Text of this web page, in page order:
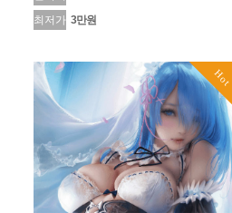
최저가 3만원
Hot